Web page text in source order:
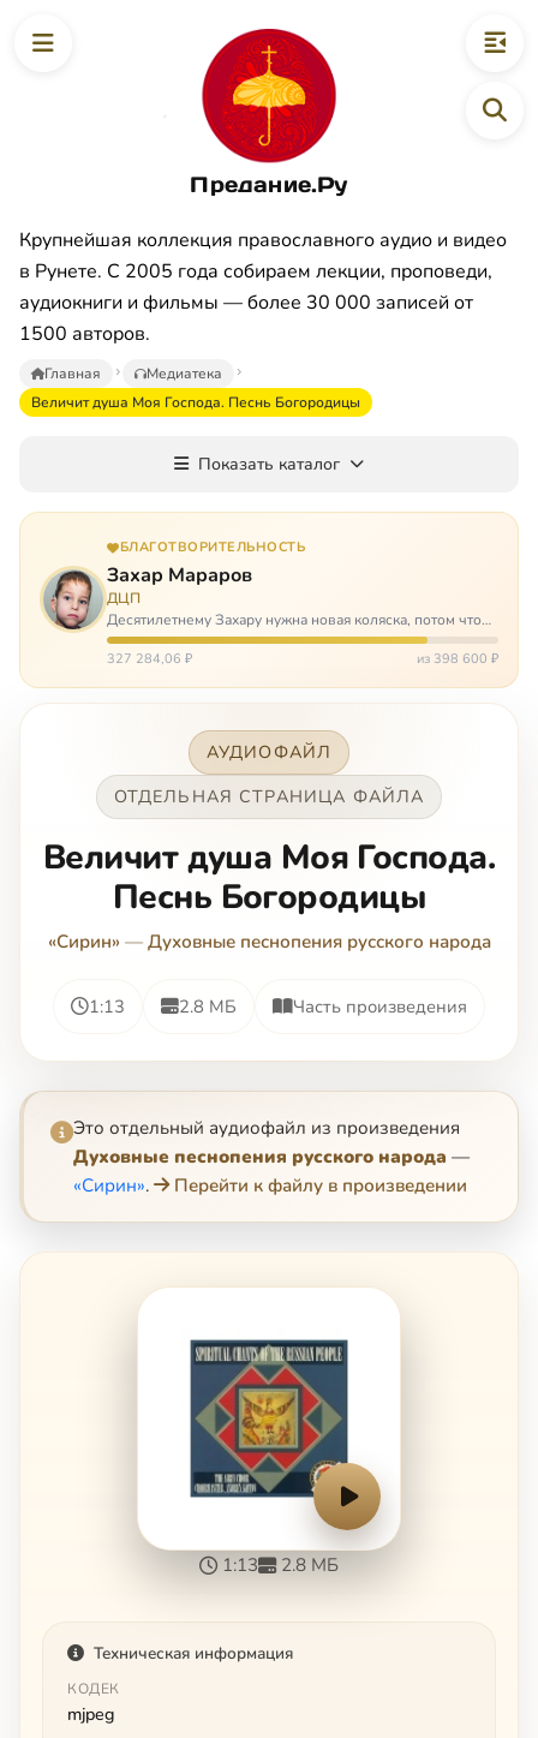
Предание.Ру
Крупнейшая коллекция православного аудио и видео
в Рунете. С 2005 года собираем лекции, проповеди,
аудиокниги и фильмы — более 30 000 записей от
1500 авторов.
Главная
Медиатека
Величит душа Моя Господа. Песнь Богородицы
Показать каталог
БЛАГОТВОРИТЕЛЬНОСТЬ
Захар Мараров
ДЦП
Десятилетнему Захару нужна новая коляска, потом что
старая сломалась. А без коляски он не сможет не только
просто выходить из дома, но и продолжать лечение в
327 284,06 ₽ из 398 600 ₽
АУДИОФАЙЛ
ОТДЕЛЬНАЯ СТРАНИЦА ФАЙЛА
Величит душа Моя Господа.
Песнь Богородицы
«Сирин» — Духовные песнопения русского народа
1:13 2.8 МБ Часть произведения
Это отдельный аудиофайл из произведения
Духовные песнопения русского народа —
«Сирин». Перейти к файлу в произведении
1:13 2.8 МБ
Техническая информация
КОДЕК
mjpeg